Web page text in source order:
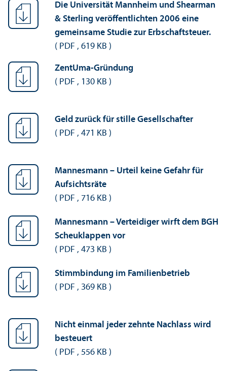
Die Universität Mannheim und Shearman
& Sterling veröffentlichten 2006 eine
gemeinsame Studie zur Erbschafts­teuer.
( PDF , 619 KB )
ZentUma-Gründung
( PDF , 130 KB )
Geld zurück für stille Gesellschafter
( PDF , 471 KB )
Mannesmann – Urteil keine Gefahr für
Aufsichtsräte
( PDF , 716 KB )
Mannesmann – Verteidiger wirft dem BGH
Scheuklappen vor
( PDF , 473 KB )
Stimmbindung im Familienbetrieb
( PDF , 369 KB )
Nicht einmal jeder zehnte Nachlass wird
besteuert
( PDF , 556 KB )